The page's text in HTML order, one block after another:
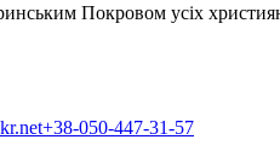
Покровом усіх християн,
+38-050-447-31-57